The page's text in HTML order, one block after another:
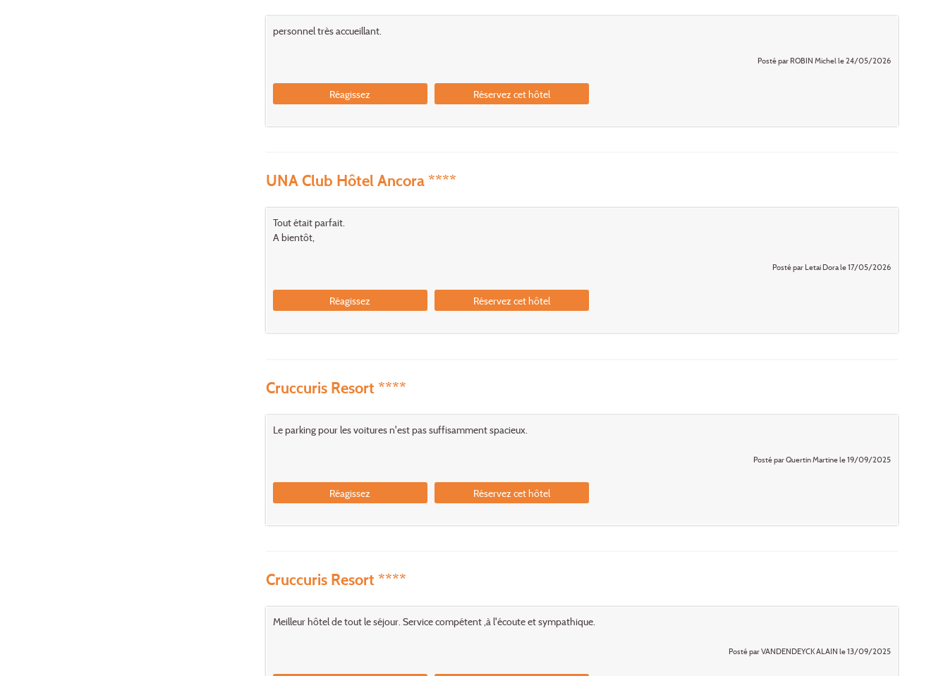
personnel très accueillant.
Posté par ROBIN Michel le 24/05/2026
Réagissez Réservez cet hôtel
UNA Club Hôtel Ancora ****
Tout était parfait.
A bientôt,
Posté par Letai Dora le 17/05/2026
Réagissez Réservez cet hôtel
Cruccuris Resort ****
Le parking pour les voitures n'est pas suffisamment spacieux.
Posté par Quertin Martine le 19/09/2025
Réagissez Réservez cet hôtel
Cruccuris Resort ****
Meilleur hôtel de tout le séjour. Service compétent ,à l'écoute et sympathique.
Posté par VANDENDEYCK ALAIN le 13/09/2025